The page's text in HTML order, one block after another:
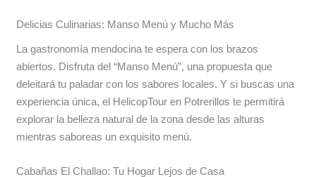
Delicias Culinarias: Manso Menú y Mucho Más
La gastronomía mendocina te espera con los brazos
abiertos. Disfruta del “Manso Menú”, una propuesta que
deleitará tu paladar con los sabores locales. Y si buscas una
experiencia única, el HelicopTour en Potrerillos te permitirá
explorar la belleza natural de la zona desde las alturas
mientras saboreas un exquisito menú.
Cabañas El Challao: Tu Hogar Lejos de Casa